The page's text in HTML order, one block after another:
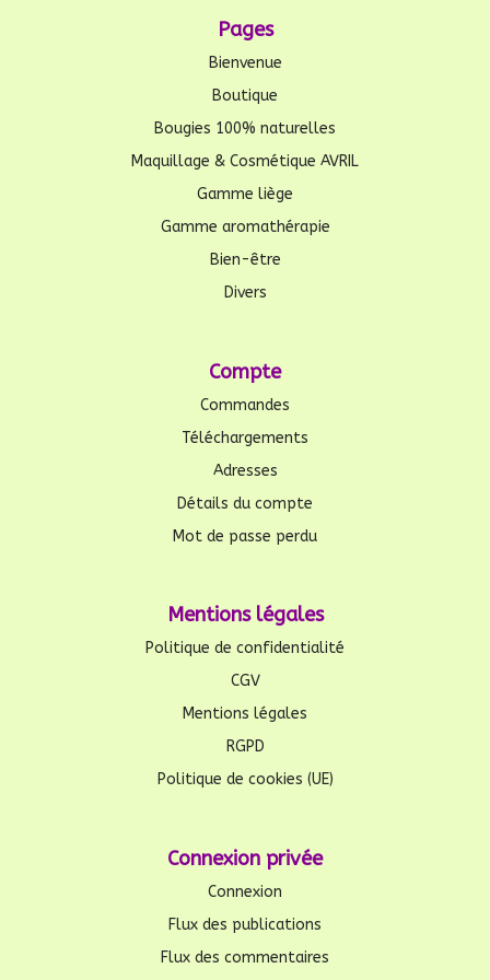
Pages
Bienvenue
Boutique
Bougies 100% naturelles
Maquillage & Cosmétique AVRIL
Gamme liège
Gamme aromathérapie
Bien-être
Divers
Compte
Commandes
Téléchargements
Adresses
Détails du compte
Mot de passe perdu
Mentions légales
Politique de confidentialité
CGV
Mentions légales
RGPD
Politique de cookies (UE)
Connexion privée
Connexion
Flux des publications
Flux des commentaires